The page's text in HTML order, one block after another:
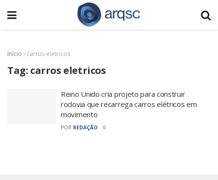
Início › carros eletricos
Tag: carros eletricos
Reino Unido cria projeto para construir
rodovia que recarrega carros elétricos em
movimento
POR REDAÇÃO 0